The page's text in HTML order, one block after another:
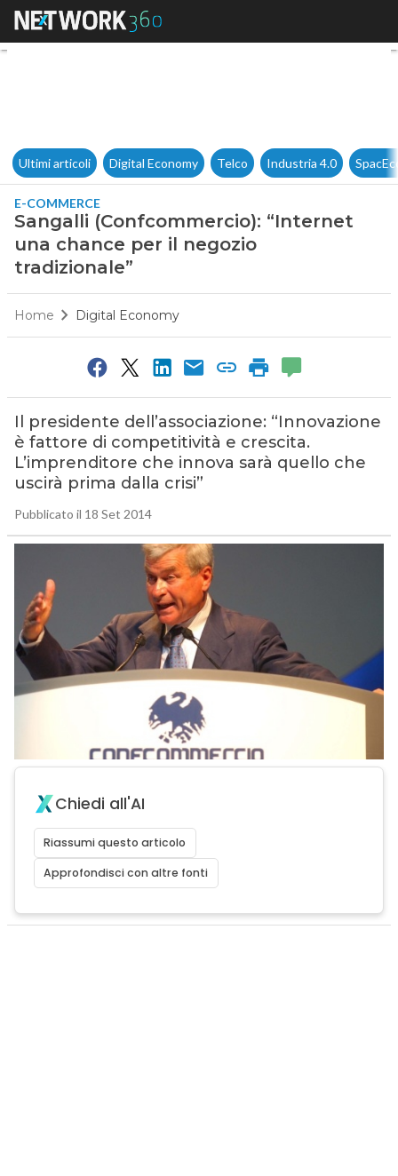
Sangalli (Confcommercio):
Ultimi articoli Digital Economy Telco Industria 4.0
E-COMMERCE
Sangalli (Confcommercio): “Internet
una chance per il negozio
tradizionale”
Home Digital Economy
Il presidente dell’associazione: “Innovazione
è fattore di competitività e crescita.
L’imprenditore che innova sarà quello che
uscirà prima dalla crisi”
Pubblicato il 18 Set 2014
Chiedi all'AI
Riassumi questo articolo
Approfondisci con altre fonti